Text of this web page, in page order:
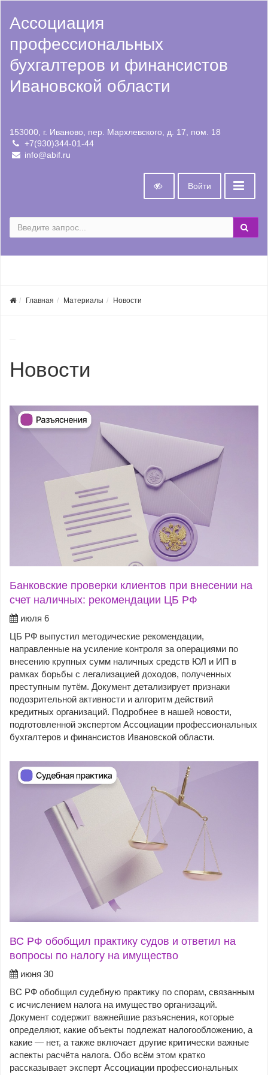
Ассоциация
профессиональных
бухгалтеров и финансистов
Ивановской области
153000, г. Иваново, пер. Мархлевского, д. 17, пом. 18
+7(930)344-01-44
info@abif.ru
Войти
Главная Материалы Новости
Новости
Банковские проверки клиентов при внесении на
счет наличных: рекомендации ЦБ РФ
июля 6
ЦБ РФ выпустил методические рекомендации,
направленные на усиление контроля за операциями по
внесению крупных сумм наличных средств ЮЛ и ИП в
рамках борьбы с легализацией доходов, полученных
преступным путём. Документ детализирует признаки
подозрительной активности и алгоритм действий
кредитных организаций. Подробнее в нашей новости,
подготовленной экспертом Ассоциации профессиональных
бухгалтеров и финансистов Ивановской области.
ВС РФ обобщил практику судов и ответил на
вопросы по налогу на имущество
июня 30
ВС РФ обобщил судебную практику по спорам, связанным
с исчислением налога на имущество организаций.
Документ содержит важнейшие разъяснения, которые
определяют, какие объекты подлежат налогообложению, а
какие — нет, а также включает другие критически важные
аспекты расчёта налога. Обо всём этом кратко
рассказывает эксперт Ассоциации профессиональных